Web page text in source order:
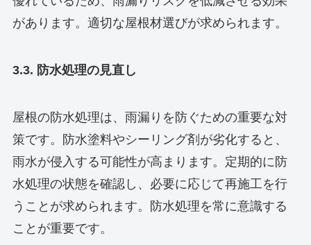
があります。適切な屋根材選びが求められます。
3.3. 防水処理の見直し
屋根の防水処理は、雨漏りを防ぐための重要な対
策です。防水塗料やシーリング剤が劣化すると、
雨水が侵入する可能性が高まります。定期的に防
水処理の状態を確認し、必要に応じて再施工を行
うことが求められます。防水処理を常に意識する
ことが重要です。